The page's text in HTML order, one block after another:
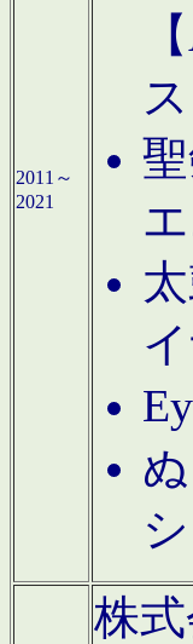
2011～
2021
ス
株